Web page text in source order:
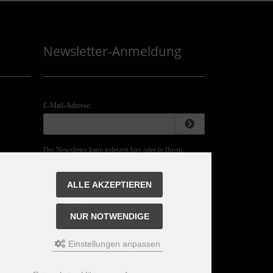
Newsletter-Anmeldung
E-Mail-Adresse:
Der Newsletter kann jederzeit hier oder in Ihrem
ALLE AKZEPTIEREN
NUR NOTWENDIGE
Einstellungen anpassen